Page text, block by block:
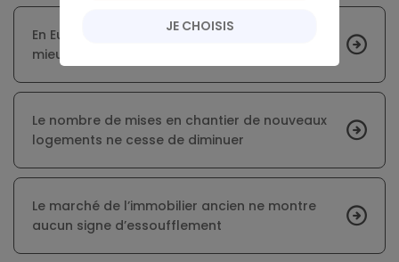
En Europe, les Français et les Danois sont les
mieux lotis en matière de crédit immobilier
Le nombre de mises en chantier de nouveaux
logements ne cesse de diminuer
Le marché de l’immobilier ancien ne montre
aucun signe d’essoufflement
JE CHOISIS